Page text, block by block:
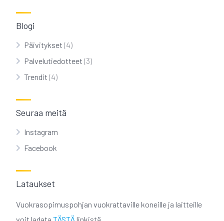
Blogi
Päivitykset (4)
Palvelutiedotteet (3)
Trendit (4)
Seuraa meitä
Instagram
Facebook
Lataukset
Vuokrasopimuspohjan vuokrattaville koneille ja laitteille